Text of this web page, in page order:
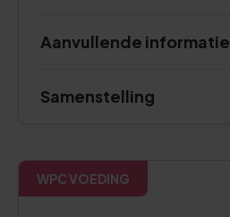
Aanvullende informatie
Samenstelling
WPC VOEDING